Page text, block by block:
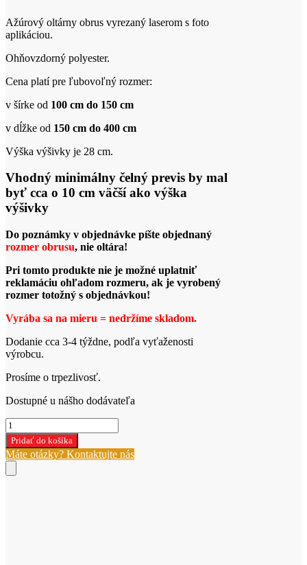
Ažúrový oltárny obrus vyrezaný laserom s foto
aplikáciou.
Ohňovzdorný polyester.
Cena platí pre ľubovoľný rozmer:
v šírke od 100 cm do 150 cm
v dĺžke od 150 cm do 400 cm
Výška výšivky je 28 cm.
Vhodný minimálny čelný previs by mal
byť cca o 10 cm väčší ako výška
výšivky
Do poznámky v objednávke píšte objednaný
rozmer obrusu, nie oltára!
Pri tomto produkte nie je možné uplatniť
reklamáciu ohľadom rozmeru, ak je vyrobený
rozmer totožný s objednávkou!
Vyrába sa na mieru = nedržíme skladom.
Dodanie cca 3-4 týždne, podľa vyťaženosti
výrobcu.
Prosíme o trpezlivosť.
Dostupné u nášho dodávateľa
množstvo
Oltárny
obrus
OB57/4/26
Pridať do košíka
Máte otázky? Kontaktujte nás